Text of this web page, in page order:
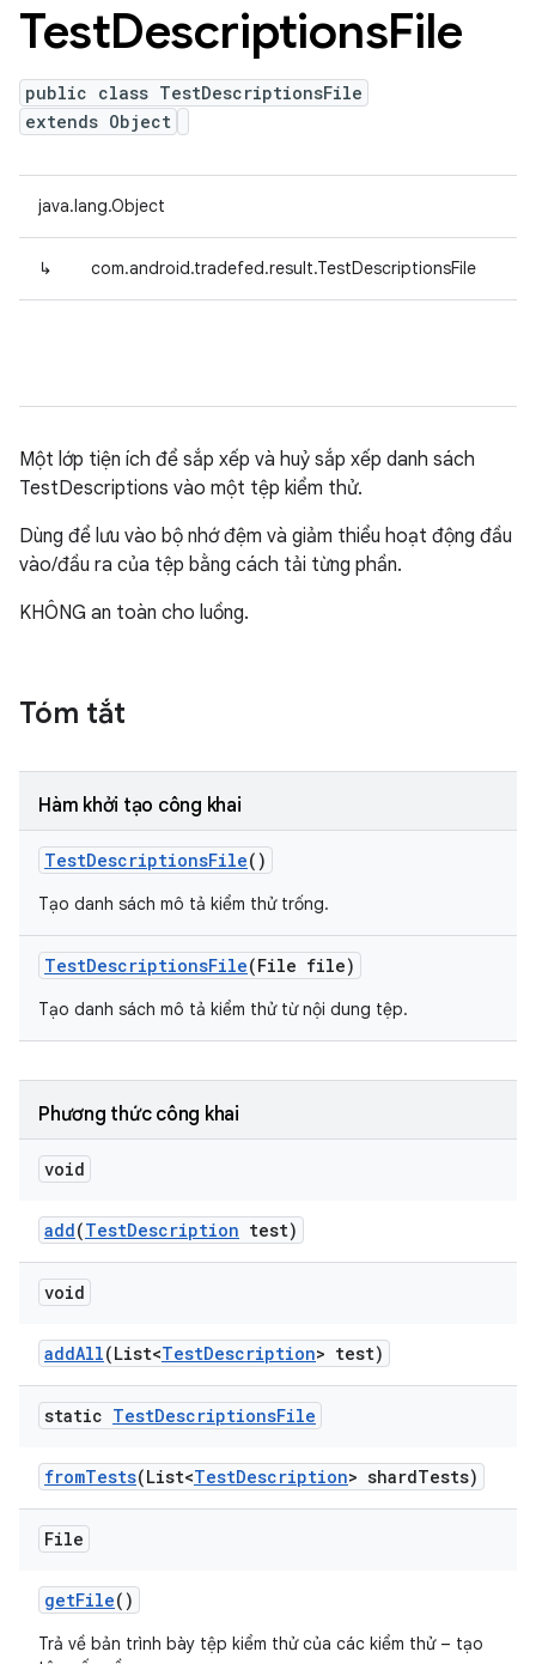
TestDescriptionsFile
public class TestDescriptionsFile
extends Object
java.lang.Object
↳ com.android.tradefed.result.TestDescriptionsFile
Một lớp tiện ích để sắp xếp và huỷ sắp xếp danh sách
TestDescriptions vào một tệp kiểm thử.
Dùng để lưu vào bộ nhớ đệm và giảm thiểu hoạt động đầu
vào/đầu ra của tệp bằng cách tải từng phần.
KHÔNG an toàn cho luồng.
Tóm tắt
Hàm khởi tạo công khai
TestDescriptionsFile()
Tạo danh sách mô tả kiểm thử trống.
TestDescriptionsFile(File file)
Tạo danh sách mô tả kiểm thử từ nội dung tệp.
Phương thức công khai
void
add(TestDescription test)
void
addAll(List<TestDescription> test)
static TestDescriptionsFile
fromTests(List<TestDescription> shardTests)
File
getFile()
Trả về bản trình bày tệp kiểm thử của các kiểm thử – tạo